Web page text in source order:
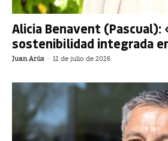
Alicia Benavent (Pascual):
sostenibilidad integrada
Juan Arús - 12 de julio de 2026